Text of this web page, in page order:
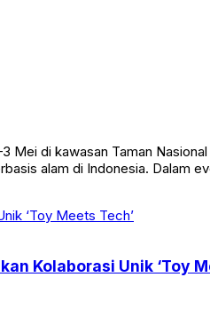
di kawasan Taman
alam di Indonesia. Dalam
Kolaborasi Unik ‘Toy